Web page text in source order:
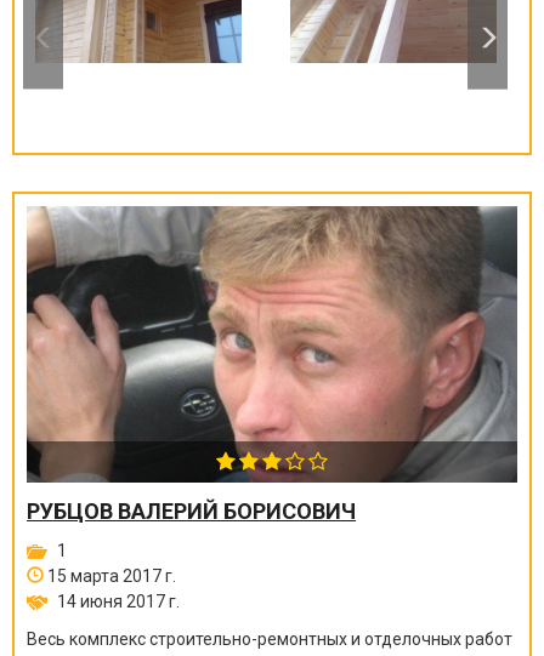
РУБЦОВ ВАЛЕРИЙ БОРИСОВИЧ
1
15 марта 2017 г.
14 июня 2017 г.
Весь комплекс строительно-ремонтных и отделочных работ